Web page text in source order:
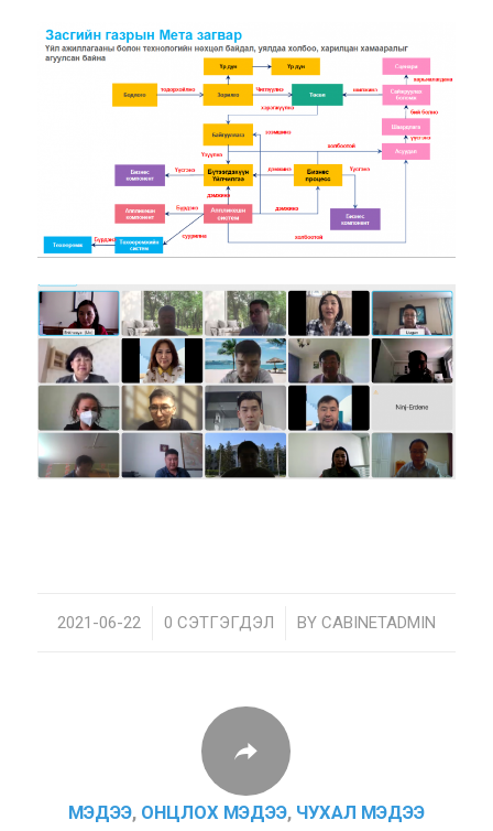
2021-06-22
/ 0 СЭТГЭГДЭЛ
/ BY CABINETADMIN
МЭДЭЭ, ОНЦЛОХ МЭДЭЭ, ЧУХАЛ МЭДЭЭ